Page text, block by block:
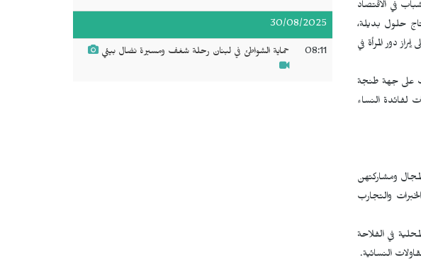
في الاقتصاد
حلول بديلة،
دور المرأة في
على جهة طنجة
لفائدة النساء
ومشاركتهن
والتجارب
في الفلاحة
النسائية.
30/08/2025
08:11 حماية الشواطئ في لبنان رحلة شغف ومسيرة نضال بيئي